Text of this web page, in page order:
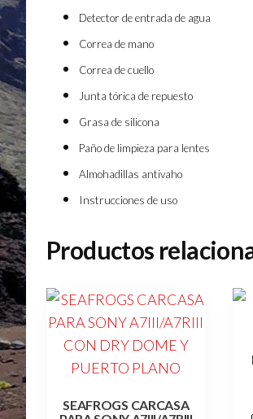
Detector de entrada de agua
Correa de mano
Correa de cuello
Junta tórica de repuesto
Grasa de silicona
Paño de limpieza para lentes
Almohadillas antivaho
Instrucciones de uso
Productos
SEAFROGS CARCASA